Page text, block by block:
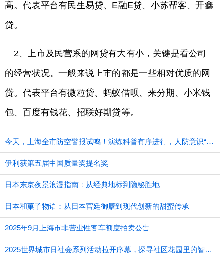
高。代表平台有民生易贷、E融E贷、小苏帮客、开鑫
贷。
2、上市及民营系的网贷有大有小，关键是看公司
的经营状况。一般来说上市的都是一些相对优质的网
贷。代表平台有微粒贷、蚂蚁借呗、来分期、小米钱
包、百度有钱花、招联好期贷等。
今天，上海全市防空警报试鸣！演练科普有序进行，人防意识“声入人心”
伊利获第五届中国质量奖提名奖
日本东京夜景浪漫指南：从经典地标到隐秘胜地
日本和菓子物语：从日本宫廷御膳到现代创新的甜蜜传承
2025年9月上海市非营业性客车额度拍卖公告
2025世界城市日社会系列活动拉开序幕，探寻社区花园里的智慧应用